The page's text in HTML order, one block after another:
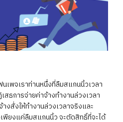
เพจเราท่านหนึ่งที่ลืมสแกนนิ้วเวลา
สธการจ่ายค่าจ้างทำงานล่วงเวลา
งสั่งให้ทำงานล่วงเวลาจริงและ
พียงแค่ลืมสแกนนิ้ว จะตัดสิทธิ์ที่จะได้